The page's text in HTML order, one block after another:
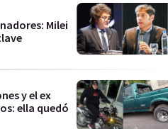
Milei
y el ex
ella quedó